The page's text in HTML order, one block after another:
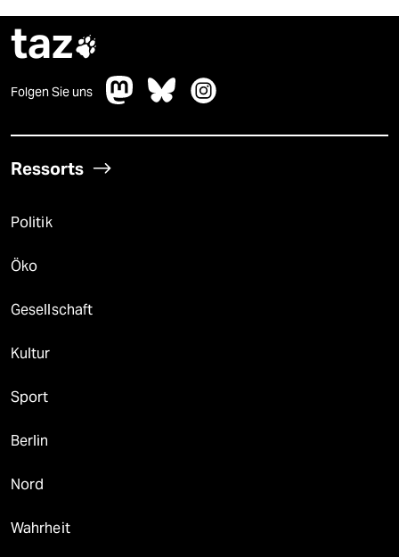
taz
Folgen Sie uns
Ressorts
Politik
Öko
Gesellschaft
Kultur
Sport
Berlin
Nord
Wahrheit